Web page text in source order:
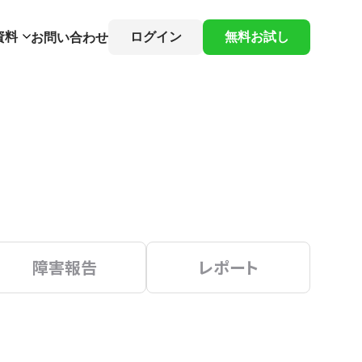
料 お問い合わせ ログイン 無料お試し
障害報告 レポート